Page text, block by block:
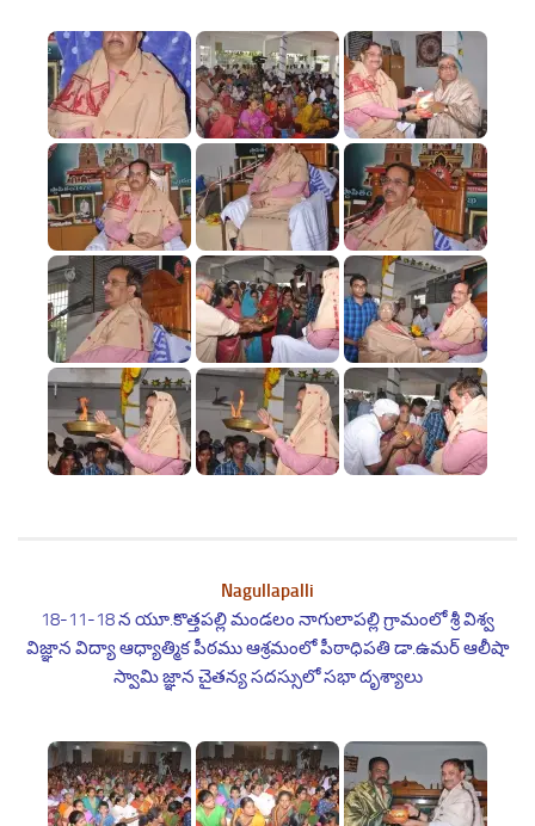
Nagullapalli
18-11-18 న యూ.కొత్తపల్లి మండలం నాగులాపల్లి గ్రామంలో శ్రీ విశ్వ
విజ్ఞాన విద్యా ఆధ్యాత్మిక పీఠము ఆశ్రమంలో పీఠాధిపతి డా.ఉమర్ ఆలీషా
స్వామి జ్ఞాన చైతన్య సదస్సులో సభా దృశ్యాలు